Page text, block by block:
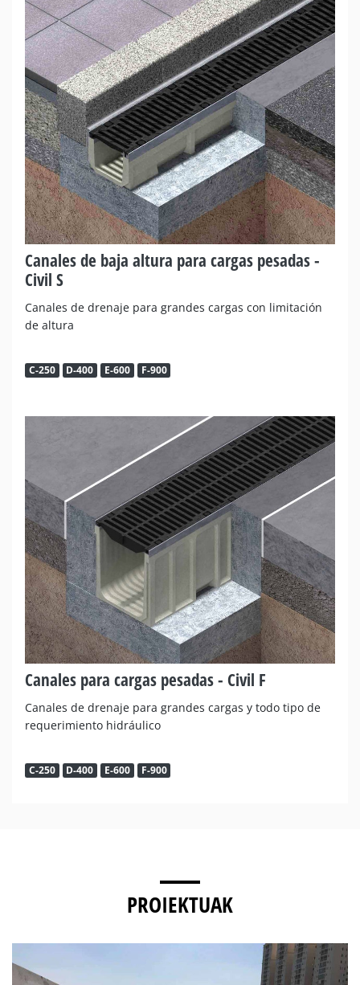
Canales de baja altura para cargas pesadas -
Civil S
Canales de drenaje para grandes cargas con limitación
de altura
C-250 D-400 E-600 F-900
Canales para cargas pesadas - Civil F
Canales de drenaje para grandes cargas y todo tipo de
requerimiento hidráulico
C-250 D-400 E-600 F-900
PROIEKTUAK